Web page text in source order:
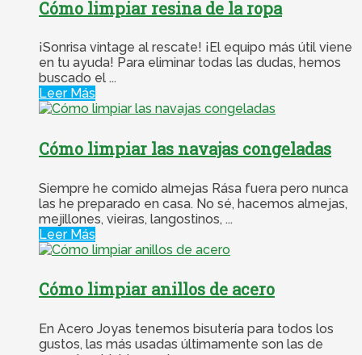
Cómo limpiar resina de la ropa
¡Sonrisa vintage al rescate! ¡El equipo más útil viene
en tu ayuda! Para eliminar todas las dudas, hemos
buscado el ...
Leer Más
Cómo limpiar las navajas congeladas
Siempre he comido almejas Rása fuera pero nunca
las he preparado en casa. No sé, hacemos almejas,
mejillones, vieiras, langostinos, ...
Leer Más
Cómo limpiar anillos de acero
En Acero Joyas tenemos bisutería para todos los
gustos, las más usadas últimamente son las de